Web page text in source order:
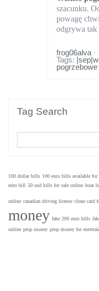
szacunku.
powagę
odgrywa tak
frog06alva ·
Tags:
Tag Search
100 dollar bills 100 euro bills available for
euro bill 50 usd bills for sale online boat
online canadian driving license clone card
money fake 200 euro bills
online prop money prop money for